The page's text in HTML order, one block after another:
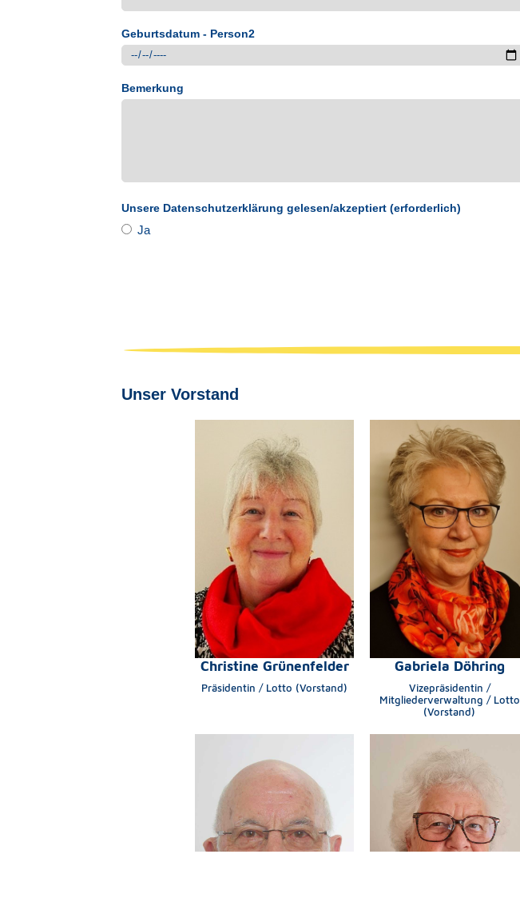
Geburtsdatum - Person2
Bemerkung
Unsere Datenschutzerklärung gelesen/akzeptiert (erforderlich)
Ja
Unser Vorstand
Christine Grünenfelder
Präsidentin / Lotto (Vorstand)
Gabriela Döhring
Vizepräsidentin /
Mitgliederverwaltung / Lotto
(Vorstand)